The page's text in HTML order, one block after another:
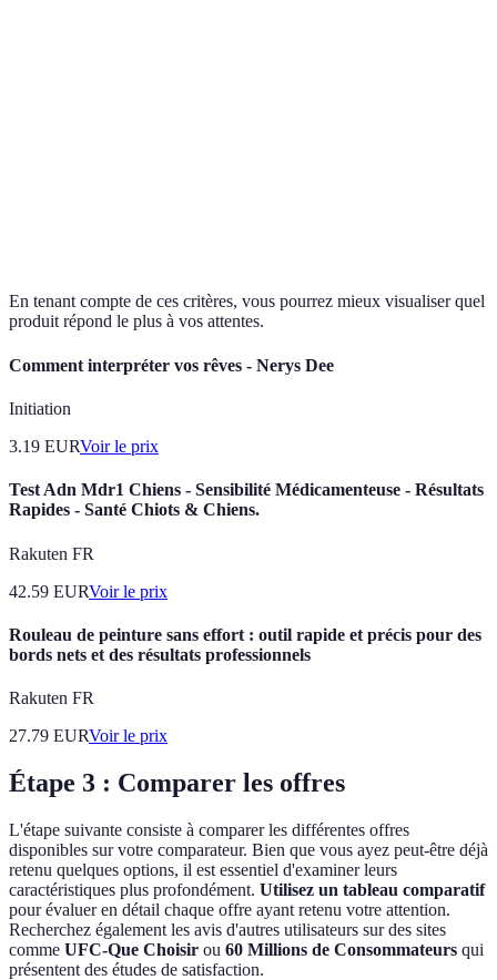
En tenant compte de ces critères, vous pourrez mieux visualiser quel
produit répond le plus à vos attentes.
Comment interpréter vos rêves - Nerys Dee
Initiation
3.19 EURVoir le prix
Test Adn Mdr1 Chiens - Sensibilité Médicamenteuse - Résultats
Rapides - Santé Chiots & Chiens.
Rakuten FR
42.59 EURVoir le prix
Rouleau de peinture sans effort : outil rapide et précis pour des
bords nets et des résultats professionnels
Rakuten FR
27.79 EURVoir le prix
Étape 3 : Comparer les offres
L'étape suivante consiste à comparer les différentes offres
disponibles sur votre comparateur. Bien que vous ayez peut-être déjà
retenu quelques options, il est essentiel d'examiner leurs
caractéristiques plus profondément. Utilisez un tableau comparatif
pour évaluer en détail chaque offre ayant retenu votre attention.
Recherchez également les avis d'autres utilisateurs sur des sites
comme UFC-Que Choisir ou 60 Millions de Consommateurs qui
présentent des études de satisfaction.